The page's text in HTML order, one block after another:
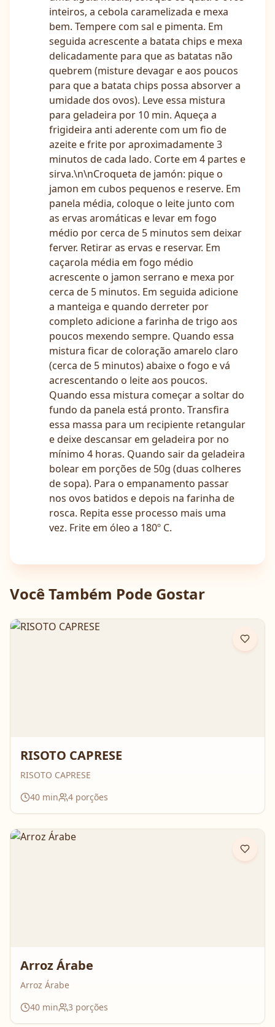
inteiros, a cebola caramelizada e mexa
bem. Tempere com sal e pimenta. Em
seguida acrescente a batata chips e mexa
delicadamente para que as batatas não
quebrem (misture devagar e aos poucos
para que a batata chips possa absorver a
umidade dos ovos). Leve essa mistura
para geladeira por 10 min. Aqueça a
frigideira anti aderente com um fio de
azeite e frite por aproximadamente 3
minutos de cada lado. Corte em 4 partes e
sirva.\n\nCroqueta de jamón: pique o
jamon em cubos pequenos e reserve. Em
panela média, coloque o leite junto com
as ervas aromáticas e levar em fogo
médio por cerca de 5 minutos sem deixar
ferver. Retirar as ervas e reservar. Em
caçarola média em fogo médio
acrescente o jamon serrano e mexa por
cerca de 5 minutos. Em seguida adicione
a manteiga e quando derreter por
completo adicione a farinha de trigo aos
poucos mexendo sempre. Quando essa
mistura ficar de coloração amarelo claro
(cerca de 5 minutos) abaixe o fogo e vá
acrescentando o leite aos poucos.
Quando essa mistura começar a soltar do
fundo da panela está pronto. Transfira
essa massa para um recipiente retangular
e deixe descansar em geladeira por no
mínimo 4 horas. Quando sair da geladeira
bolear em porções de 50g (duas colheres
de sopa). Para o empanamento passar
nos ovos batidos e depois na farinha de
rosca. Repita esse processo mais uma
vez. Frite em óleo a 180º C.
Você Também Pode Gostar
RISOTO CAPRESE
RISOTO CAPRESE
40 min 4 porções
Arroz Árabe
Arroz Árabe
40 min 3 porções